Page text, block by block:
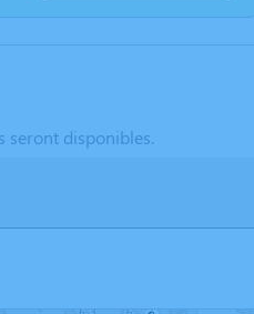
seront disponibles.